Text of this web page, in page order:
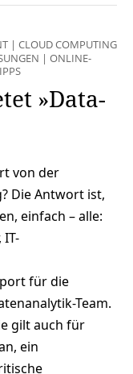
| CLOUD COMPUTING
| ONLINE-
»Data-
von der
Die Antwort ist,
einfach – alle:
für die
Team.
gilt auch für
ein